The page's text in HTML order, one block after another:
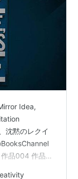
Idea,
沈黙のレクイ
品004 作品